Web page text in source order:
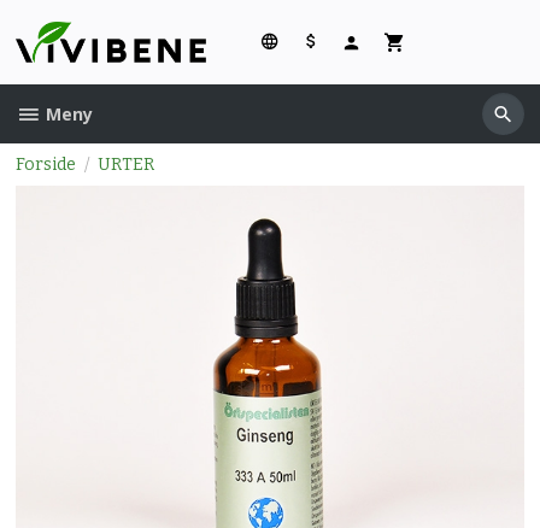
innholdet
Meny
Forside URTER